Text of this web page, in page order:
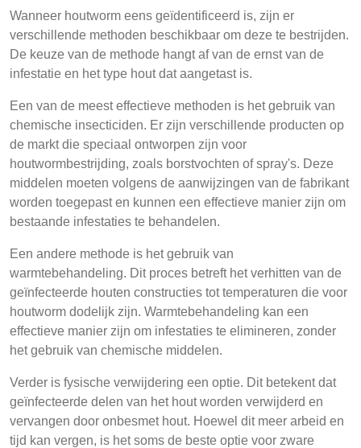
Wanneer houtworm eens geïdentificeerd is, zijn er
verschillende methoden beschikbaar om deze te bestrijden.
De keuze van de methode hangt af van de ernst van de
infestatie en het type hout dat aangetast is.
Een van de meest effectieve methoden is het gebruik van
chemische insecticiden. Er zijn verschillende producten op
de markt die speciaal ontworpen zijn voor
houtwormbestrijding, zoals borstvochten of spray's. Deze
middelen moeten volgens de aanwijzingen van de fabrikant
worden toegepast en kunnen een effectieve manier zijn om
bestaande infestaties te behandelen.
Een andere methode is het gebruik van
warmtebehandeling. Dit proces betreft het verhitten van de
geïnfecteerde houten constructies tot temperaturen die voor
houtworm dodelijk zijn. Warmtebehandeling kan een
effectieve manier zijn om infestaties te elimineren, zonder
het gebruik van chemische middelen.
Verder is fysische verwijdering een optie. Dit betekent dat
geïnfecteerde delen van het hout worden verwijderd en
vervangen door onbesmet hout. Hoewel dit meer arbeid en
tijd kan vergen, is het soms de beste optie voor zware